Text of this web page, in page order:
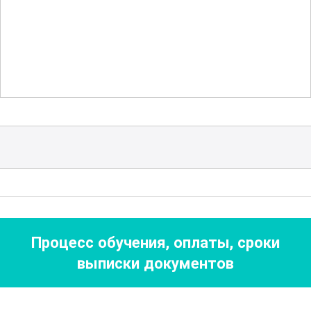
подготовку специалистов, готовых к
также являются важными элементами
программы. Особое внимание уделено
соблюдению норм и стандартов,
предотвращению аварийных ситуаций
и минимизации воздействия на
Процесс обучения, оплаты, сроки
выписки документов